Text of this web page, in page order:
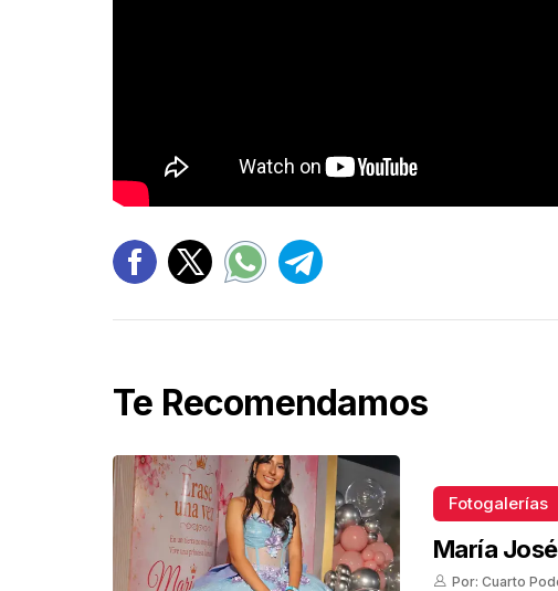
Te Recomendamos
Fotogalerías
María
Por: Cuarto